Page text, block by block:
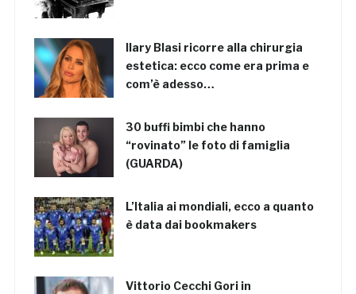
Ilary Blasi ricorre alla chirurgia
estetica: ecco come era prima e
com’è adesso…
30 buffi bimbi che hanno
“rovinato” le foto di famiglia
(GUARDA)
L’Italia ai mondiali, ecco a quanto
è data dai bookmakers
Vittorio Cecchi Gori in